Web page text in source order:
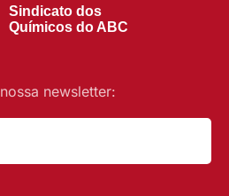
Sindicato dos
Químicos do ABC
newsletter: